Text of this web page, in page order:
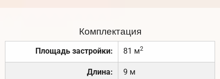
Комплектация
Площадь застройки: 81 м2
Длина: 9 м